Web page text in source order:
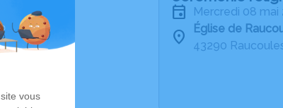
mercredi 08
Église de
43290